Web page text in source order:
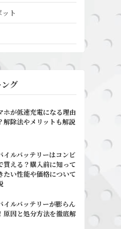
ト
グ
ホが低速充電になる理由
解除法やメリットも解説
イルバッテリーはコンビ
買える？購入前に知って
たい性能や価格について
イルバッテリーが膨らん
原因と処分方法を徹底解